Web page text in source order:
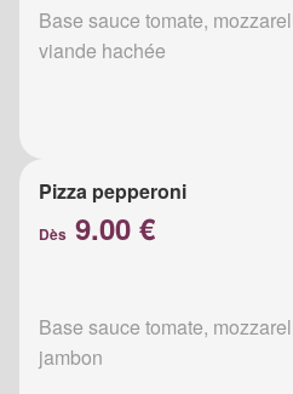
Base sauce tomate,
viande hachée
Pizza pepperoni
Dès 9.00 €
Base sauce tomate,
jambon